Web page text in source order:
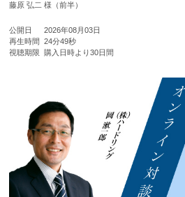
藤原 弘二 様（前半）
公開日
2026年08月03日
再生時間
24分49秒
視聴期限
購入日時より30日間